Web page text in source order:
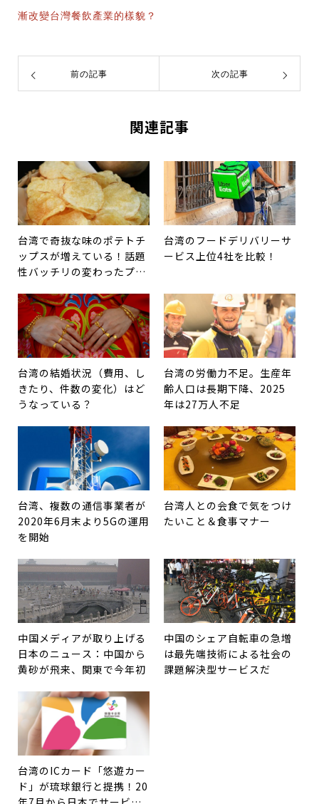
漸改變台灣餐飲產業的樣貌？
前の記事 次の記事
関連記事
台湾で奇抜な味のポテトチ
ップスが増えている！話題
性バッチリの変わったプロ
台湾のフードデリバリーサ
ービス上位4社を比較！
台湾の結婚状況（費用、し
きたり、件数の変化）はど
うなっている？
台湾の労働力不足。生産年
齢人口は長期下降、2025
年は27万人不足
台湾、複数の通信事業者が
2020年6月末より5Gの運用
を開始
台湾人との会食で気をつけ
たいこと＆食事マナー
中国メディアが取り上げる
日本のニュース：中国から
黄砂が飛来、関東で今年初
中国のシェア自転車の急増
は最先端技術による社会の
課題解決型サービスだ
台湾のICカード「悠遊カー
ド」が琉球銀行と提携！20